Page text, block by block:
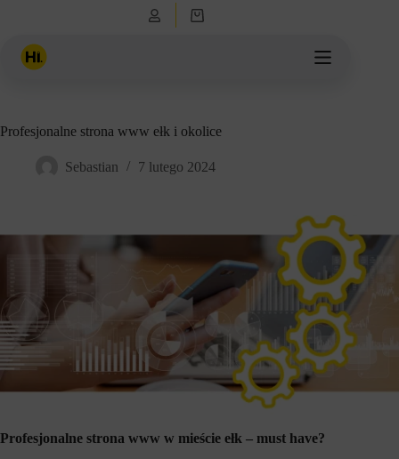
Koszyk
Profesjonalne strona www ełk i okolice
Sebastian 7 lutego 2024
Profesjonalne strona www w mieście ełk – must have?